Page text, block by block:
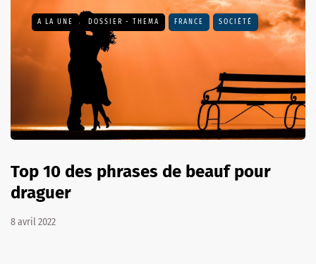
A LA UNE DOSSIER - THEMA FRANCE SOCIÉTÉ
Top 10 des phrases de beauf pour
draguer
8 avril 2022